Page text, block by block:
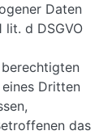
Daten
d DSGVO
Dritten
das